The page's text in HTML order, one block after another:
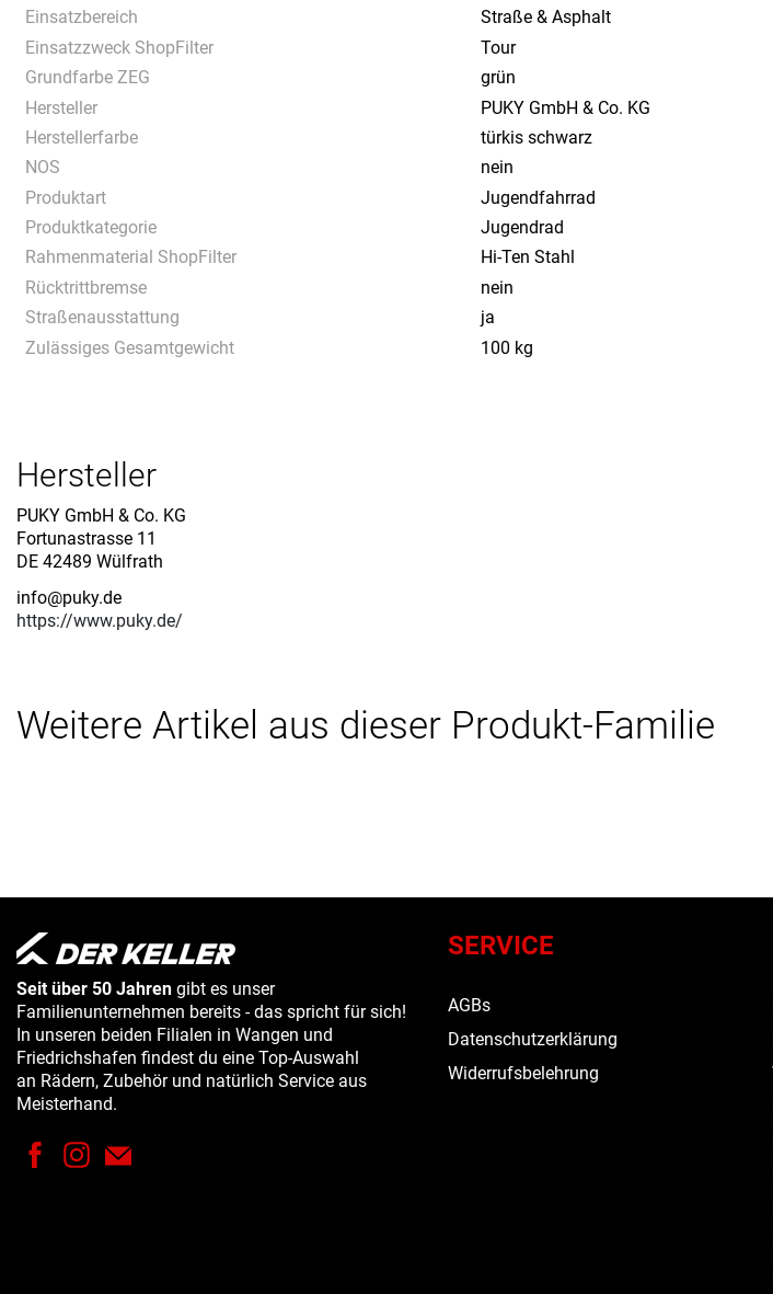
Einsatzbereich
Straße & Asphalt
Einsatzzweck ShopFilter
Tour
Grundfarbe ZEG
grün
Hersteller
PUKY GmbH & Co. KG
Herstellerfarbe
türkis schwarz
NOS
nein
Produktart
Jugendfahrrad
Produktkategorie
Jugendrad
Rahmenmaterial ShopFilter
Hi-Ten Stahl
Rücktrittbremse
nein
Straßenausstattung
ja
Zulässiges Gesamtgewicht
100 kg
Hersteller
PUKY GmbH & Co. KG
Fortunastrasse 11
DE 42489 Wülfrath
info@puky.de
https://www.puky.de/
Weitere Artikel aus dieser Produkt-Familie
Seit über 50 Jahren gibt es unser
Familienunternehmen bereits - das spricht für sich!
In unseren beiden Filialen in Wangen und
Friedrichshafen findest du eine Top-Auswahl
an Rädern, Zubehör und natürlich Service aus
Meisterhand.
SERVICE
AGBs
Datenschutzerklärung
Widerrufsbelehrung